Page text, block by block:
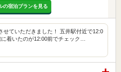
の宿泊プランを見る
せていただきました！ 五井駅付近で12:0
着いたのが12:00前でチェック…